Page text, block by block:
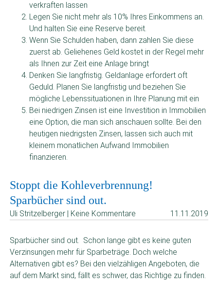
verkraften lassen
Legen Sie nicht mehr als 10% Ihres Einkommens an.
Und halten Sie eine Reserve bereit.
Wenn Sie Schulden haben, dann zahlen Sie diese
zuerst ab. Geliehenes Geld kostet in der Regel mehr
als Ihnen zur Zeit eine Anlage bringt
Denken Sie langfristig. Geldanlage erfordert oft
Geduld. Planen Sie langfristig und beziehen Sie
mögliche Lebenssituationen in Ihre Planung mit ein
Bei niedrigen Zinsen ist eine Investition in Immobilien
eine Option, die man sich anschauen sollte. Bei den
heutigen niedrigsten Zinsen, lassen sich auch mit
kleinem monatlichen Aufwand Immobilien
finanzieren.
Stoppt die Kohleverbrennung!
Sparbücher sind out.
Uli Stritzelberger | Keine Kommentare 11.11.2019
Sparbücher sind out. Schon lange gibt es keine guten
Verzinsungen mehr für Sparbeträge. Doch welche
Alternativen gibt es? Bei den vielzähligen Angeboten, die
auf dem Markt sind, fällt es schwer, das Richtige zu finden.